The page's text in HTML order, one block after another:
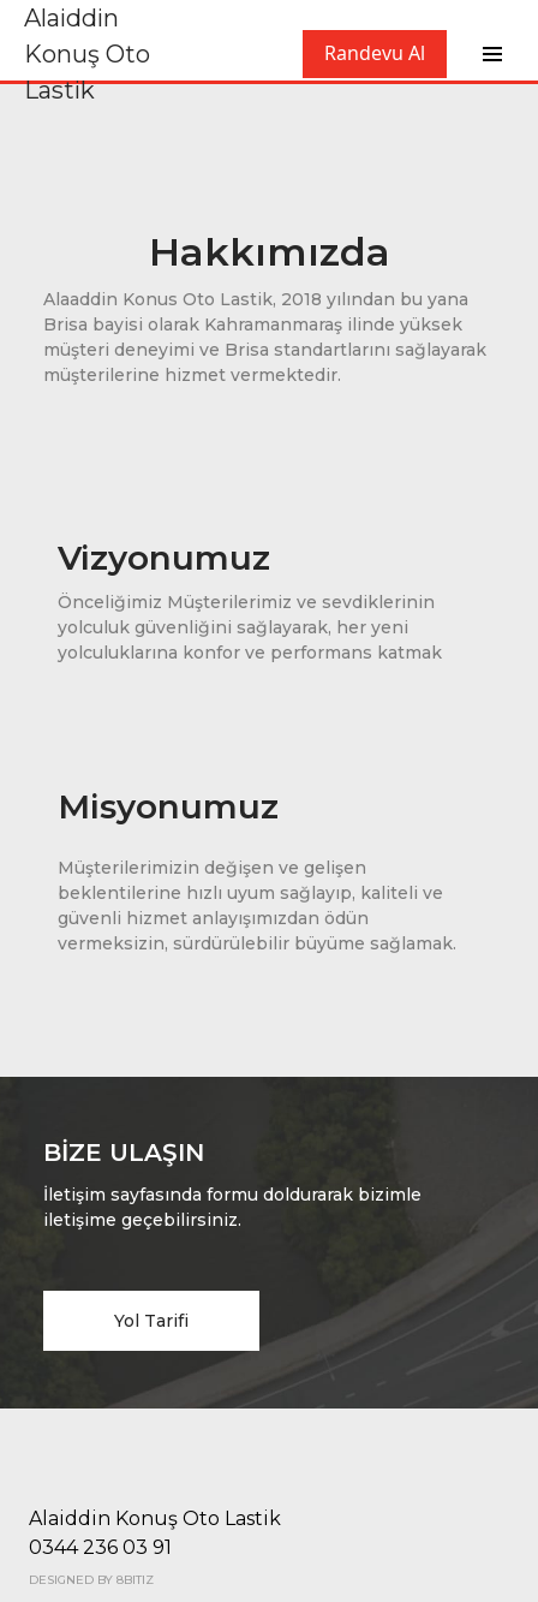
Alaiddin
Konuş Oto
Lastik
Randevu Al
Hakkımızda
Alaaddin Konus Oto Lastik, 2018 yılından bu yana
Brisa bayisi olarak Kahramanmaraş ilinde yüksek
müşteri deneyimi ve Brisa standartlarını sağlayarak
müşterilerine hizmet vermektedir.
Vizyonumuz
Önceliğimiz Müşterilerimiz ve sevdiklerinin
yolculuk güvenliğini sağlayarak, her yeni
yolculuklarına konfor ve performans katmak
Misyonumuz
Müşterilerimizin değişen ve gelişen
beklentilerine hızlı uyum sağlayıp, kaliteli ve
güvenli hizmet anlayışımızdan ödün
vermeksizin, sürdürülebilir büyüme sağlamak.
BIZE ULAŞIN
İletişim sayfasında formu doldurarak bizimle
iletişime geçebilirsiniz.
Yol Tarifi
Alaiddin Konuş Oto Lastik
0344 236 03 91
DESIGNED BY 8BITIZ